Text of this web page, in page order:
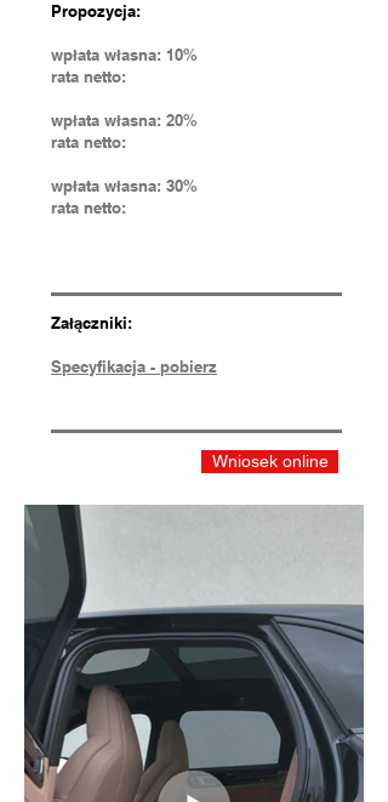
Propozycja:
wpłata własna: 10%
rata netto:
wpłata własna: 20%
rata netto:
wpłata własna: 30%
rata netto:
Załączniki:
Specyfikacja - pobierz
Wniosek online